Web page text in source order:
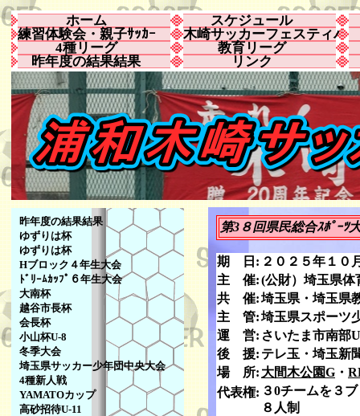
ホーム
スケジュール
練習体験会・親子ｻｯｶｰ
木崎サッカーフェスティバル
4種リーグ
教育リーグ
昨年度の結果結果
リンク
昨年度の結果結果
ゆずりは杯
ゆずりは杯
Hブロック４年生大会
ﾄﾞﾘｰﾑｶｯﾌﾟ６年生大会
大南杯
越谷市長杯
会長杯
小山杯U-8
冬季大会
埼玉県サッカー少年団中央大会
4種新人戦
YAMATOカップ
高砂招待U-11
第3８回県民総合ｽﾎﾟｰ
期 日: ２０２５年１０
主 催:(公財）埼玉県体
共 催:埼玉県・埼玉県
主 管:埼玉県スポーツ
運 営: さいたま市南部
後 援: テレ玉・埼玉新
場 所: 大間木公園G ・
代表権: ３0チームを３
８人制